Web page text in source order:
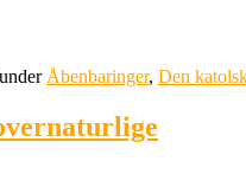
Åbenbaringer, Den